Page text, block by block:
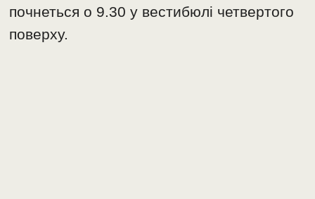
почнеться о 9.30 у вестибюлі четвертого
поверху.